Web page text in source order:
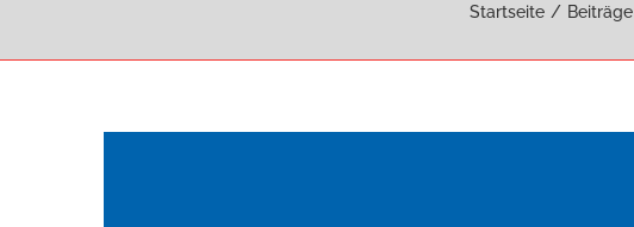
Startseite Beiträge